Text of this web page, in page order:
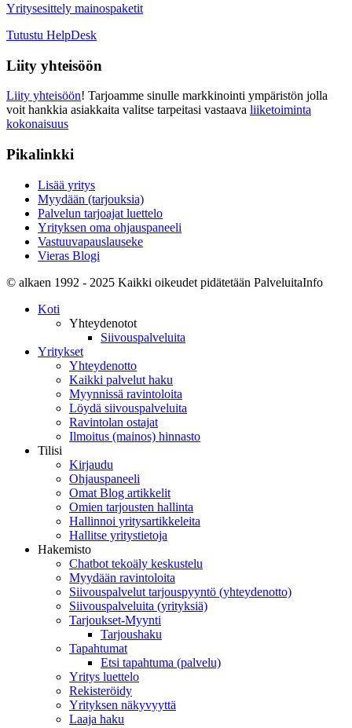
Yritysesittely mainospaketit
Tutustu HelpDesk
Liity yhteisöön
Liity yhteisöön! Tarjoamme sinulle markkinointi ympäristön jolla
voit hankkia asiakkaita valitse tarpeitasi vastaava liiketoiminta
kokonaisuus
Pikalinkki
Lisää yritys
Myydään (tarjouksia)
Palvelun tarjoajat luettelo
Yrityksen oma ohjauspaneeli
Vastuuvapauslauseke
Vieras Blogi
© alkaen 1992 - 2025 Kaikki oikeudet pidätetään PalveluitaInfo
Koti
Yhteydenotot
Siivouspalveluita
Yritykset
Yhteydenotto
Kaikki palvelut haku
Myynnissä ravintoloita
Löydä siivouspalveluita
Ravintolan ostajat
Ilmoitus (mainos) hinnasto
Tilisi
Kirjaudu
Ohjauspaneeli
Omat Blog artikkelit
Omien tarjousten hallinta
Hallinnoi yritysartikkeleita
Hallitse yritystietoja
Hakemisto
Chatbot tekoäly keskustelu
Myydään ravintoloita
Siivouspalvelut tarjouspyyntö (yhteydenotto)
Siivouspalveluita (yrityksiä)
Tarjoukset-Myynti
Tarjoushaku
Tapahtumat
Etsi tapahtuma (palvelu)
Yritys luettelo
Rekisteröidy
Yrityksen näkyvyyttä
Laaja haku